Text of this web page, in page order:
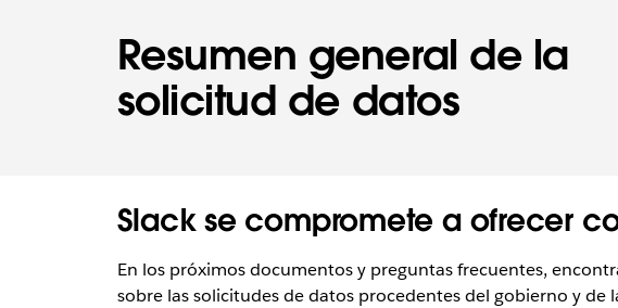
Resumen general de la
solicitud de datos
Slack se compromete a ofrecer
En los próximos documentos y preguntas frecuentes,
sobre las solicitudes de datos procedentes del gobierno y de